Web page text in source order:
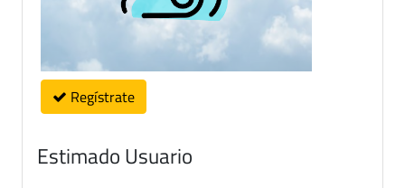
Regístrate
Estimado Usuario